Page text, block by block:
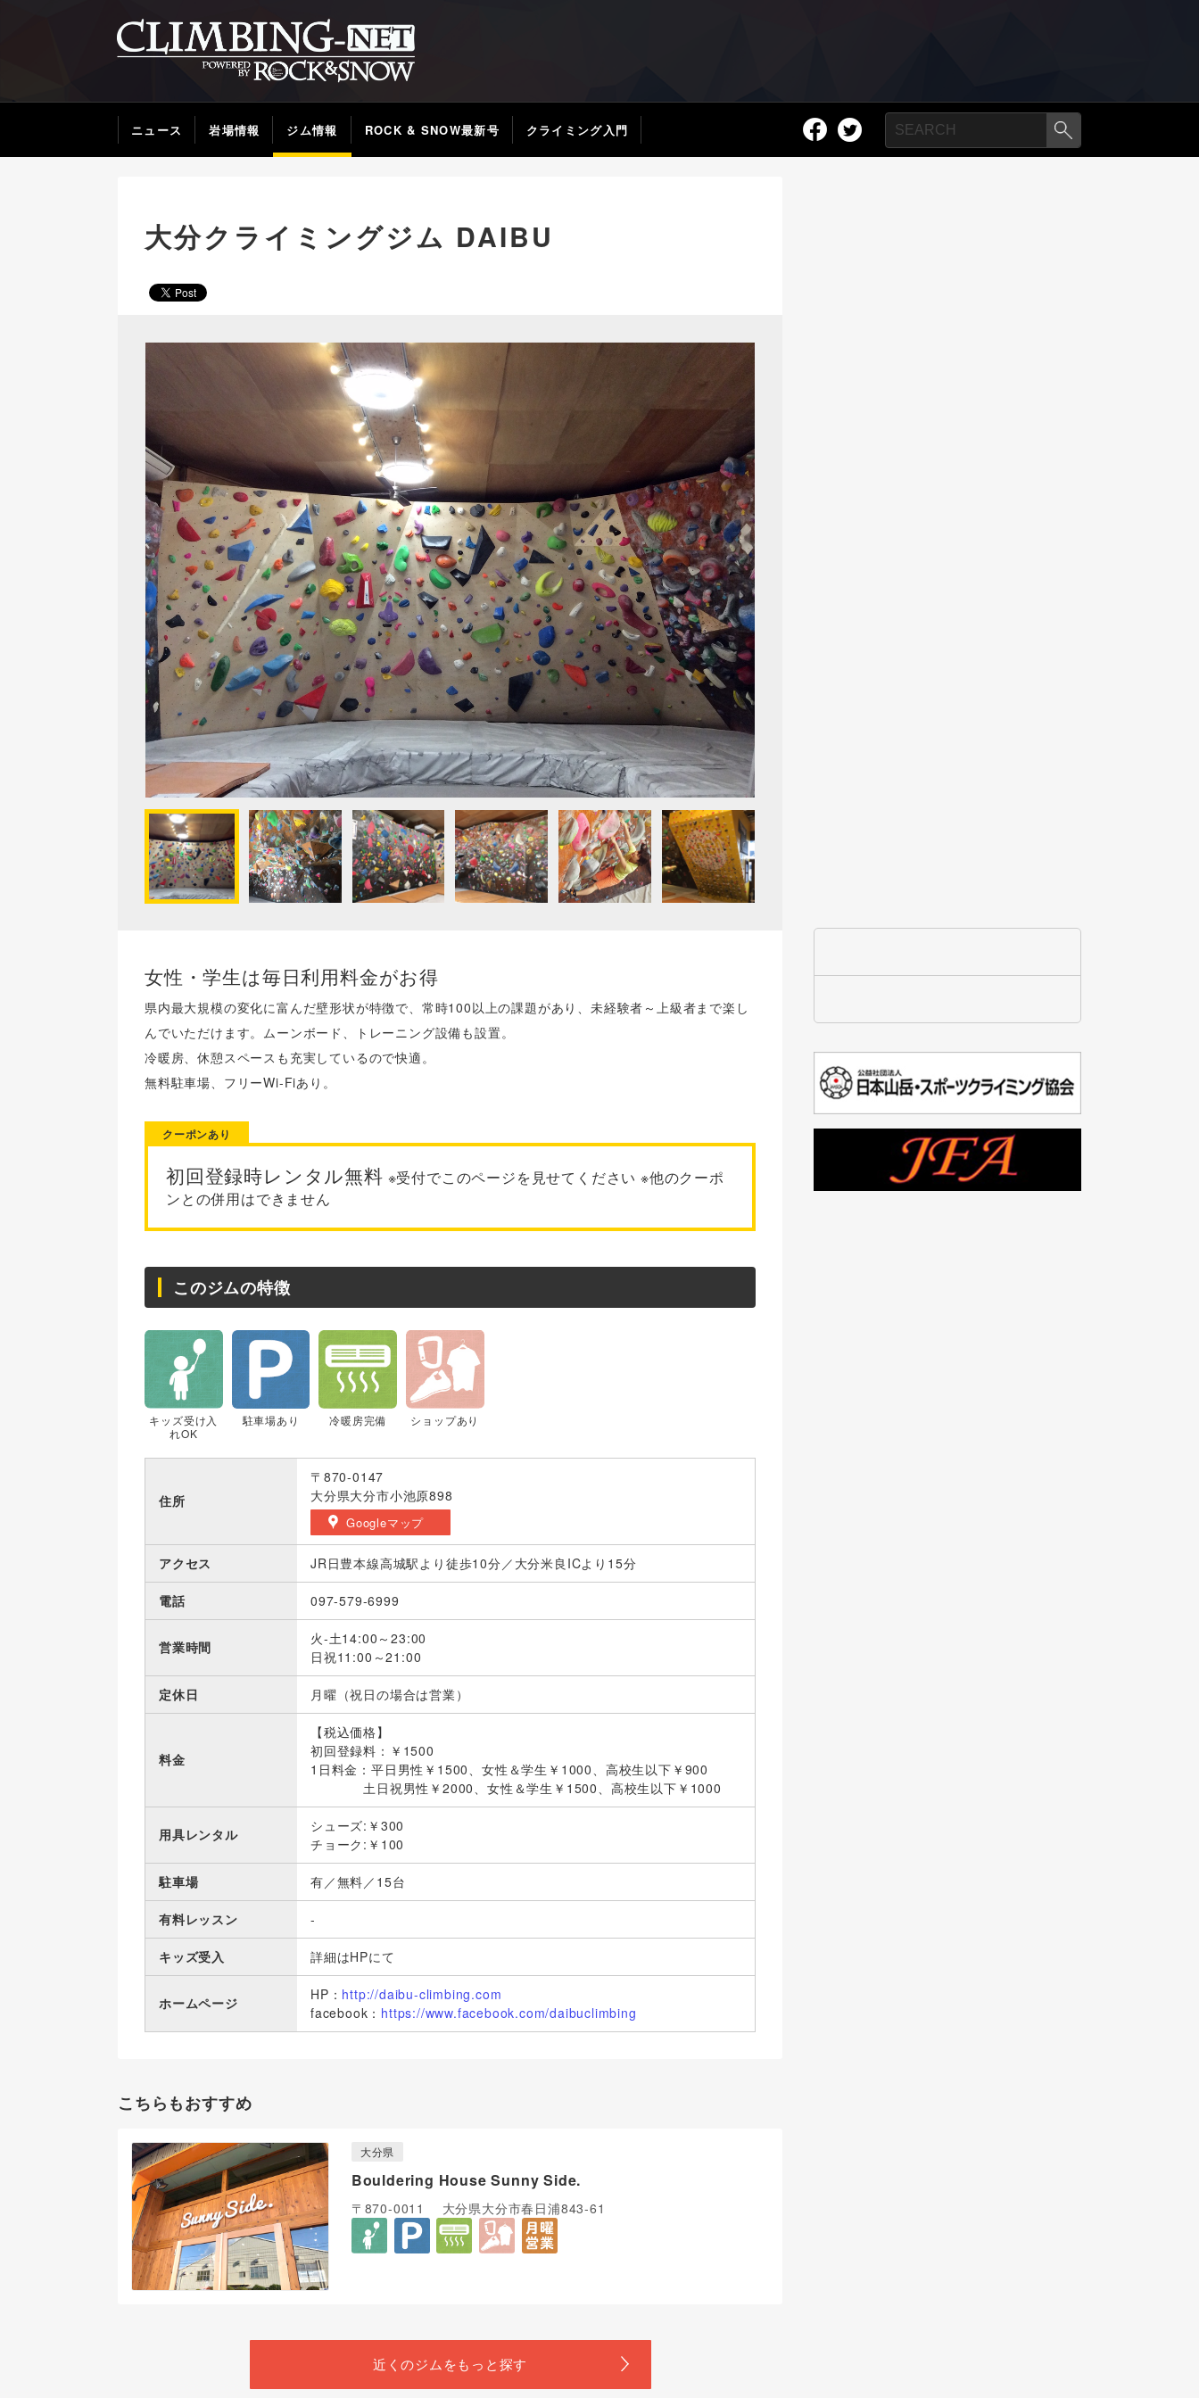
ニュース 岩場情報 ジム情報 ROCK & SNOW最新号 クライミング入門
大分クライミングジム DAIBU
女性・学生は毎日利用料金がお得
県内最大規模の変化に富んだ壁形状が特徴で、常時100以上の課題があり、未経験者～上級者まで楽し
んでいただけます。ムーンボード、トレーニング設備も設置。
冷暖房、休憩スペースも充実しているので快適。
無料駐車場、フリーWi-Fiあり。
クーポンあり
初回登録時レンタル無料 ※受付でこのページを見せてください ※他のクーポ
ンとの併用はできません
このジムの特徴
キッズ受け入
れOK
駐車場あり 冷暖房完備 ショップあり
住所
〒870-0147
大分県大分市小池原898
Googleマップ
アクセス JR日豊本線高城駅より徒歩10分／大分米良ICより15分
電話 097-579-6999
営業時間
火-土14:00～23:00
日祝11:00～21:00
定休日 月曜（祝日の場合は営業）
料金
【税込価格】
初回登録料：￥1500
1日料金：平日男性￥1500、女性＆学生￥1000、高校生以下￥900
土日祝男性￥2000、女性＆学生￥1500、高校生以下￥1000
用具レンタル
シューズ:￥300
チョーク:￥100
駐車場 有／無料／15台
有料レッスン -
キッズ受入 詳細はHPにて
ホームページ HP： http://daibu-climbing.com
facebook： https://www.facebook.com/daibuclimbing
こちらもおすすめ
大分県
Bouldering House Sunny Side.
〒870-0011 大分県大分市春日浦843-61